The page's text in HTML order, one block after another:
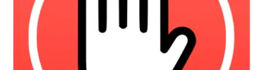
ONLINE
TENDENCIAS 3 COMMENTS